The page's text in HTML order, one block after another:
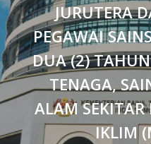
JURUTERA
PEGAWAI
DUA (2)
TENAGA,
ALAM
IKLIM